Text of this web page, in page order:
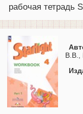
рабочая тетрадь
В.В.,